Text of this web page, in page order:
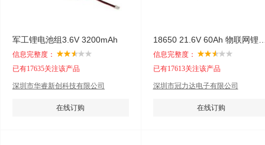
军工锂电池组3.6V 3200mAh
信息完整度：
已有17635关注该产品
深圳市华睿新创科技有限公司
在线订购
信息完整度：
已有17613关注该产品
深圳市冠力达电子有限公司
在线订购